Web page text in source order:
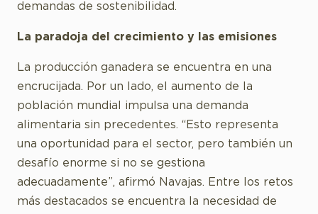
demandas de sostenibilidad.
La paradoja del crecimiento y las emisiones
La producción ganadera se encuentra en una
encrucijada. Por un lado, el aumento de la
población mundial impulsa una demanda
alimentaria sin precedentes. “Esto representa
una oportunidad para el sector, pero también un
desafío enorme si no se gestiona
adecuadamente”, afirmó Navajas. Entre los retos
más destacados se encuentra la necesidad de